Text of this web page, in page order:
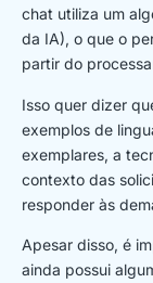
chat utiliza um
da IA), o que o
partir do
Isso quer dizer
exemplos de
exemplares, a
contexto das
responder às
Apesar disso, é
ainda possui